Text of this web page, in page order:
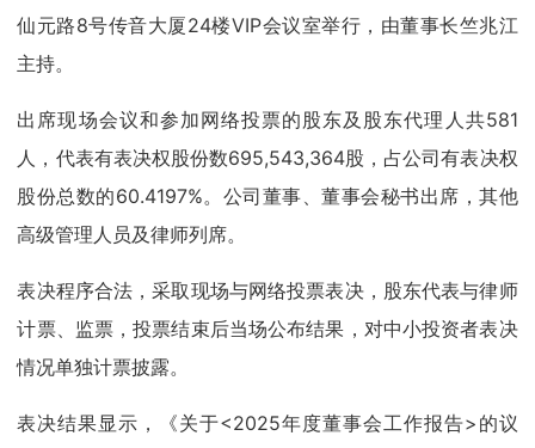
仙元路8号传音大厦24楼VIP会议室举行，由董事长竺兆江
主持。
出席现场会议和参加网络投票的股东及股东代理人共581
人，代表有表决权股份数695,543,364股，占公司有表决权
股份总数的60.4197%。公司董事、董事会秘书出席，其他
高级管理人员及律师列席。
表决程序合法，采取现场与网络投票表决，股东代表与律师
计票、监票，投票结束后当场公布结果，对中小投资者表决
情况单独计票披露。
表决结果显示，《关于<2025年度董事会工作报告>的议